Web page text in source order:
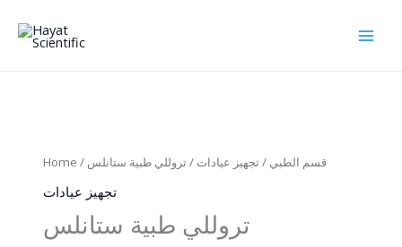
content
Home / قسم الطبي / تجهيز عيادات / تروللي طبية ستانلس
تجهيز عيادات
تروللي طبية ستانلس